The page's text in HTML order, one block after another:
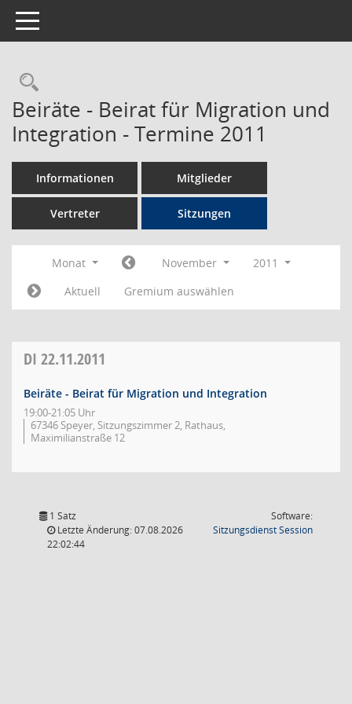
Toggle navigation
Rechercheauswahl
Beiräte - Beirat für Migration und
Integration - Termine 2011
Informationen Mitglieder
Vertreter Sitzungen
Monat November
2011
Aktuell
Gremium auswählen
DI 22.11.2011
Beiräte - Beirat für Migration und Integration
19:00-21:05 Uhr
67346 Speyer, Sitzungszimmer 2, Rathaus,
Maximilianstraße 12
1 Satz
Letzte Änderung: 07.08.2026
22:02:44
Software:
SitzungsdienstSession(Wird in